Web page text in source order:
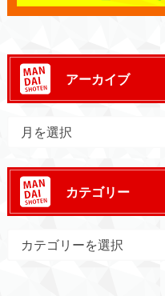
アーカイブ
カテゴリー